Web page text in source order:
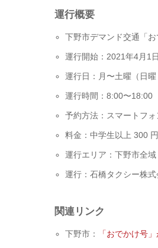
運行概要
下野市デマンド交通「お
運行開始：2021年4月1日
運行日：月〜土曜（日
運行時間：8:00〜18:00
予約方法：スマートフ
料金：中学生以上 300
運行エリア：下野市全域
運行：石橋タクシー株式
関連リンク
下野市： 「おでかけ号